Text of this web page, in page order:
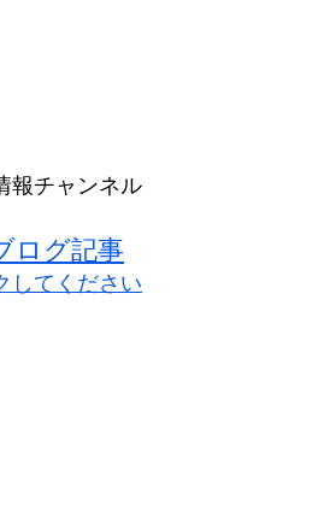
報チャンネル
ログ記事
してください